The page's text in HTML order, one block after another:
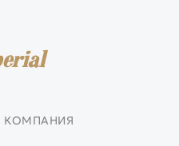
КОМПАНИЯ